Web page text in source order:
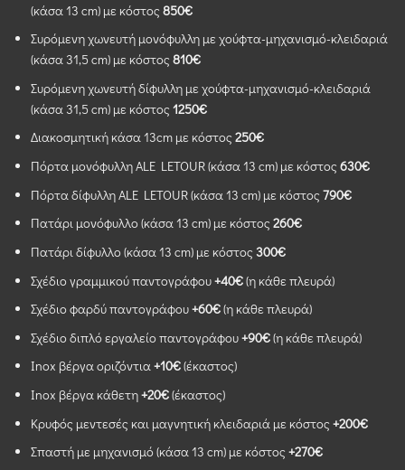
(κάσα 13 cm) με κόστος 850€
Συρόμενη χωνευτή μονόφυλλη με χούφτα-μηχανισμό-κλειδαριά
(κάσα 31,5 cm) με κόστος 810€
Συρόμενη χωνευτή δίφυλλη με χούφτα-μηχανισμό-κλειδαριά
(κάσα 31,5 cm) με κόστος 1250€
Διακοσμητική κάσα 13cm με κόστος 250€
Πόρτα μονόφυλλη ALE LETOUR (κάσα 13 cm) με κόστος 630€
Πόρτα δίφυλλη ALE LETOUR (κάσα 13 cm) με κόστος 790€
Πατάρι μονόφυλλο (κάσα 13 cm) με κόστος 260€
Πατάρι δίφυλλο (κάσα 13 cm) με κόστος 300€
Σχέδιο γραμμικού παντογράφου+40€(η κάθε πλευρά)
Σχέδιο φαρδύ παντογράφου+60€(η κάθε πλευρά)
Σχέδιο διπλό εργαλείο παντογράφου+90€(η κάθε πλευρά)
Inox βέργα οριζόντια+10€(έκαστος)
Inox βέργα κάθετη+20€(έκαστος)
Κρυφός μεντεσές και μαγνητική κλειδαριά με κόστος +200€
Σπαστή με μηχανισμό (κάσα 13 cm) με κόστος +270€